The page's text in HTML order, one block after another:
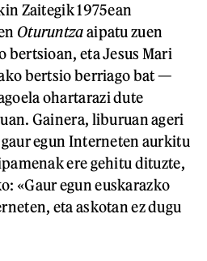
Zaitegik 1975ean
Oturuntzaaipatu zuen
eta Jesus Mari
bertsio berriago bat —
ohartarazi dute
Gainera, liburuan ageri
egun Interneten aurkitu
ere gehitu dituzte,
«Gaur egun euskarazko
eta askotan ez dugu